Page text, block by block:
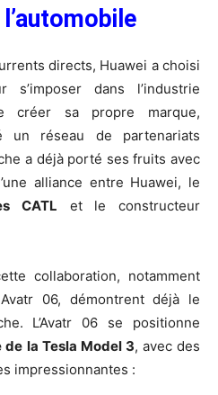
directs, Huawei a choisi
dans l’industrie
créer sa propre marque,
un réseau de partenariats
a déjà porté ses fruits avec
alliance entre Huawei, le
CATL et le constructeur
collaboration, notamment
06, démontrent déjà le
L’Avatr 06 se positionne
la Tesla Model 3, avec des
impressionnantes :